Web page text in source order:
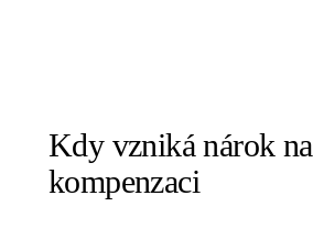
Kdy vzniká nárok na
kompenzaci